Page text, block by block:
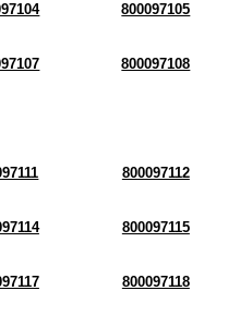
800097105
800097108
800097112
800097115
800097118